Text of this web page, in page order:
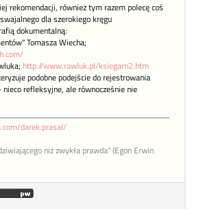
rekomendacji, również tym razem polecę coś
dla szerokiego kręgu
dokumentalną:
Tomasza Wiecha;
http://www.rawluk.pl/ksiegarn2.htm
podobne podejście do rejestrowania
refleksyjne, ale równocześnie nie
darek.prasal/
niż zwykła prawda" (Egon Erwin